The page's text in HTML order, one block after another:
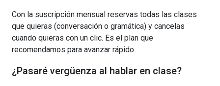
Con la suscripción mensual reservas todas las clases
que quieras (conversación o gramática) y cancelas
cuando quieras con un clic. Es el plan que
recomendamos para avanzar rápido.
¿Pasaré vergüenza al hablar en clase?